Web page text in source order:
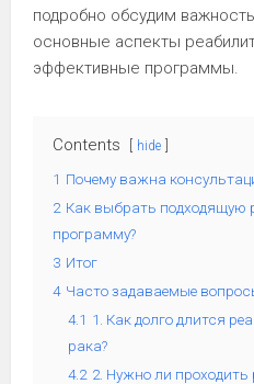
подробно обсудим
основные аспекты
эффективные программы.
Contents hide
1 Почему важна
2 Как выбрать подходящую
программу?
3 Итог
4 Часто задаваемые
4.1 1. Как долго длится
рака?
4.2 2. Нужно ли